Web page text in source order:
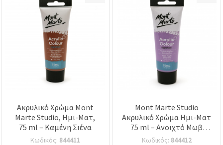
Ακρυλικό Χρώμα Mont
Marte Studio, Ημι-Ματ,
75 ml – Καμένη Σιένα
Κωδικός: 844411
Mont Marte Studio
Ακρυλικό Χρώμα Ημι-Ματ
75 ml – Ανοιχτό Μωβ
(Λιλά)
Κωδικός: 844412